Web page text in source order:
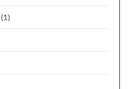
(1)